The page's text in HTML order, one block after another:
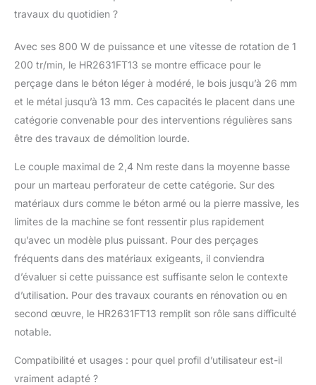
travaux du quotidien ?
Avec ses 800 W de puissance et une vitesse de rotation de 1
200 tr/min, le HR2631FT13 se montre efficace pour le
perçage dans le béton léger à modéré, le bois jusqu’à 26 mm
et le métal jusqu’à 13 mm. Ces capacités le placent dans une
catégorie convenable pour des interventions régulières sans
être des travaux de démolition lourde.
Le couple maximal de 2,4 Nm reste dans la moyenne basse
pour un marteau perforateur de cette catégorie. Sur des
matériaux durs comme le béton armé ou la pierre massive, les
limites de la machine se font ressentir plus rapidement
qu’avec un modèle plus puissant. Pour des perçages
fréquents dans des matériaux exigeants, il conviendra
d’évaluer si cette puissance est suffisante selon le contexte
d’utilisation. Pour des travaux courants en rénovation ou en
second œuvre, le HR2631FT13 remplit son rôle sans difficulté
notable.
Compatibilité et usages : pour quel profil d’utilisateur est-il
vraiment adapté ?